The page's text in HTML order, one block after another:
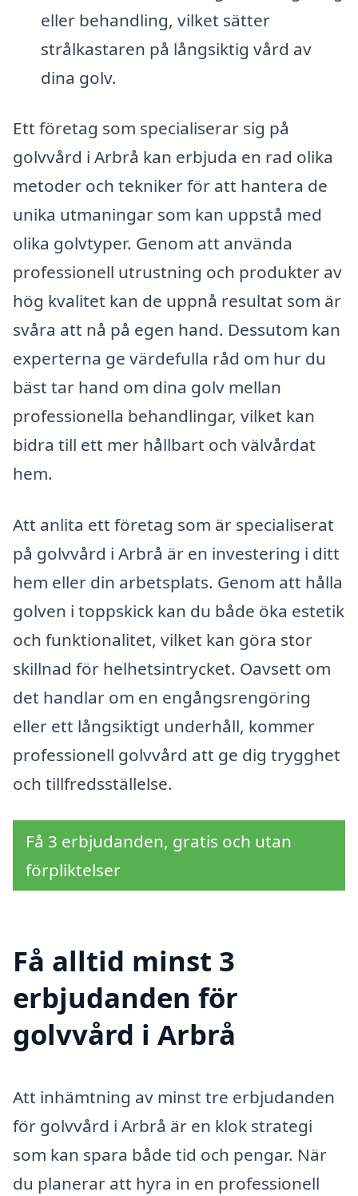
eller behandling, vilket sätter
strålkastaren på långsiktig vård av
dina golv.
Ett företag som specialiserar sig på
golvvård i Arbrå kan erbjuda en rad olika
metoder och tekniker för att hantera de
unika utmaningar som kan uppstå med
olika golvtyper. Genom att använda
professionell utrustning och produkter av
hög kvalitet kan de uppnå resultat som är
svåra att nå på egen hand. Dessutom kan
experterna ge värdefulla råd om hur du
bäst tar hand om dina golv mellan
professionella behandlingar, vilket kan
bidra till ett mer hållbart och välvårdat
hem.
Att anlita ett företag som är specialiserat
på golvvård i Arbrå är en investering i ditt
hem eller din arbetsplats. Genom att hålla
golven i toppskick kan du både öka estetik
och funktionalitet, vilket kan göra stor
skillnad för helhetsintrycket. Oavsett om
det handlar om en engångsrengöring
eller ett långsiktigt underhåll, kommer
professionell golvvård att ge dig trygghet
och tillfredsställelse.
Få 3 erbjudanden, gratis och utan
förpliktelser
Få alltid minst 3
erbjudanden för
golvvård i Arbrå
Att inhämtning av minst tre erbjudanden
för golvvård i Arbrå är en klok strategi
som kan spara både tid och pengar. När
du planerar att hyra in en professionell